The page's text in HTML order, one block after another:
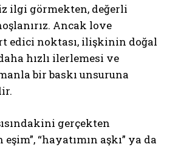
ilgi görmekten, değerli
Ancak love
edici noktası, ilişkinin doğal
hızlı ilerlemesi ve
bir baskı unsuruna
gerçekten
“hayatımın aşkı” ya da